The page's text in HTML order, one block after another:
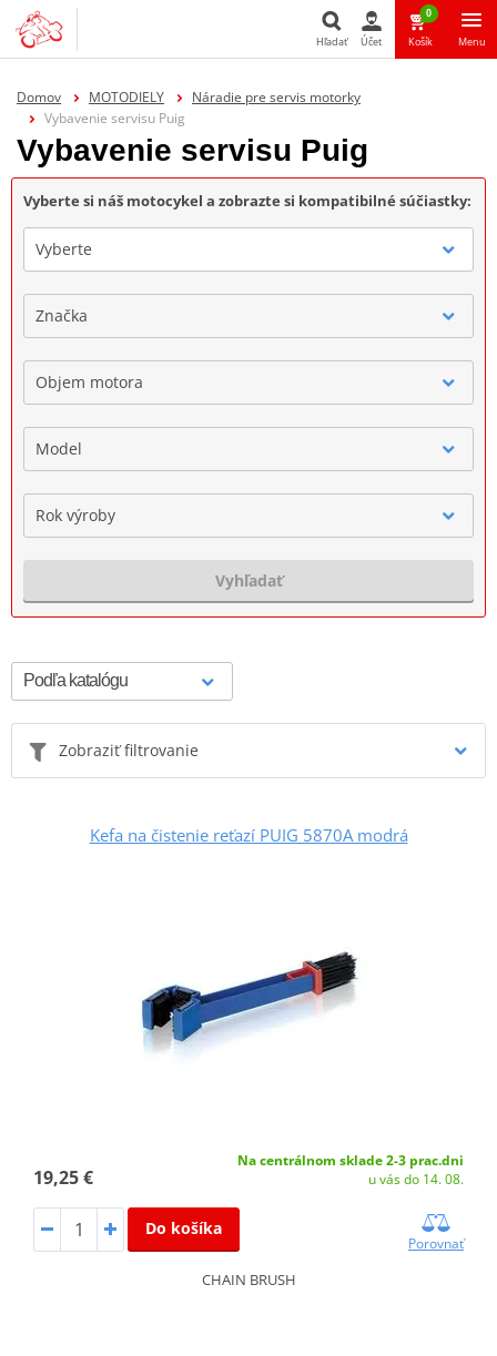
Hľadať Účet
0
Košík Menu
Domov MOTODIELY
Náradie pre servis motorky
Vybavenie servisu Puig
Vybavenie servisu Puig
Vyberte si náš motocykel a zobrazte si kompatibilné súčiastky:
Vyberte
Značka
Objem motora
Model
Rok výroby
Vyhľadať
Zobraziť filtrovanie
Kefa na čistenie reťazí PUIG 5870A modrá
19,25 €
Na centrálnom sklade 2-3 prac.dni
u vás do 14. 08.
Do košíka
Porovnať
CHAIN BRUSH